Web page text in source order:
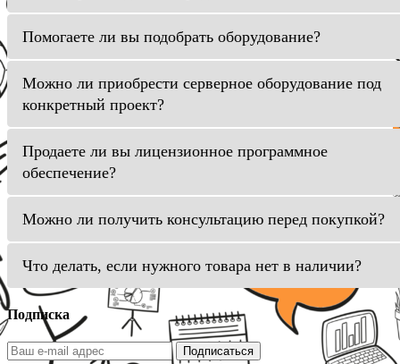
Помогаете ли вы подобрать оборудование?
Можно ли приобрести серверное оборудование под
конкретный проект?
Продаете ли вы лицензионное программное
обеспечение?
Можно ли получить консультацию перед покупкой?
Что делать, если нужного товара нет в наличии?
Подписка
Подписаться